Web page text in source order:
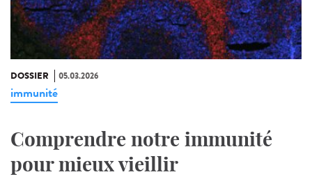
DOSSIER 05.03.2026
immunité
Comprendre notre immunité
pour mieux vieillir